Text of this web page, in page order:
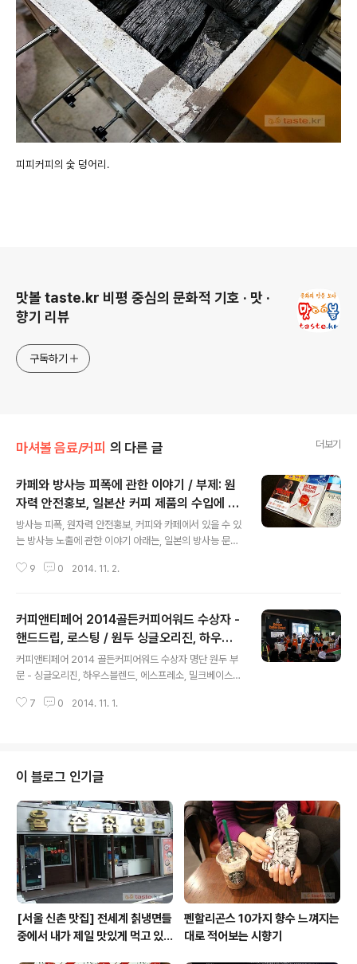
피피커피의 숯 덩어리.
맛볼 taste.kr 비평 중심의 문화적 기호 · 맛 ·
향기 리뷰
구독하기
마셔볼 음료/커피 의 다른 글 더보기
카페와 방사능 피폭에 관한 이야기 / 부제: 원
자력 안전홍보, 일본산 커피 제품의 수입에 반
대!
방사능 피폭, 원자력 안전홍보, 커피와 카페에서 있을 수 있
는 방사능 노출에 관한 이야기 아래는, 일본의 방사능 문제
가 투고해주신 글입니다. 맛볼은 하늘 아래 새로운 문화적
에 견해를 전파하실 수 있습니다. 외부 필자의 글은 맛볼의
견해와 다를 수 있습니다. 글 머리에 미리 언급하자면, 저는
민족, 인종, 국가주의와는 담 쌓은 사람입니다. 또한 일본
문화를 좋아하며 그러다보니 일본 여행도 하고 일본의 커
피 문화도 좋아하는 사람입니다. 유니클로가 한국에 상륙
하기 전부터 유니클로를 좋아했던 사람이기도 합니다. 그
9 0 2014. 11. 2.
커피앤티페어 2014골든커피어워드 수상자 -
핸드드립, 로스팅 / 원두 싱글오리진, 하우스
블렌드, 에스프레소
커피앤티페어 2014 골든커피어워드 수상자 명단 원두 부
문 - 싱글오리진, 하우스블렌드, 에스프레소, 밀크베이스
최: 골든커피어워드(GCA)조직위원회 주관: CRAK, 월간
개 부문 출품 원두 - 462개 ■ 참가비 심사위원(60명) -
25만원 원두출품·경연 - 5만원/부문 ■ 사용 장비 - 에스
프레소 부문 by Espresso Machine (FAEMA Teore
ma 3G) - 밀크베이스 부문 by Espresso Machine (F
AEMA Teorema 3G) - ..
7 0 2014. 11. 1.
이 블로그 인기글
[서울 신촌 맛집] 전세계 칡냉면들
중에서 내가 제일 맛있게 먹고 있
펜할리곤스 10가지 향수 느껴지는
대로 적어보는 시향기